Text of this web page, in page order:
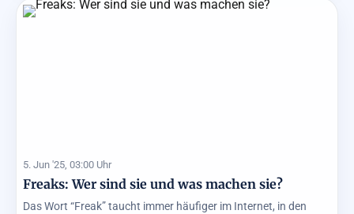
5. Jun '25, 03:00 Uhr
Freaks: Wer sind sie und was machen sie?
Das Wort “Freak” taucht immer häufiger im Internet, in den